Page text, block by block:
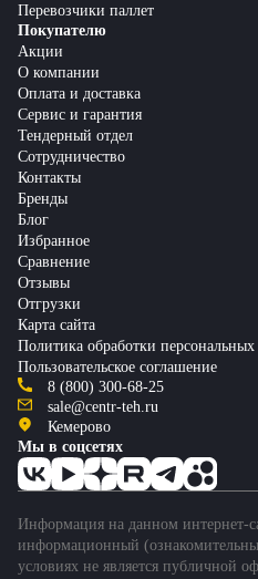
Перевозчики паллет
Покупателю
Акции
О компании
Оплата и доставка
Сервис и гарантия
Тендерный отдел
Сотрудничество
Контакты
Бренды
Блог
Избранное
Сравнение
Отзывы
Отгрузки
Карта сайта
Политика обработки
Пользовательское соглашение
8 (800) 300-68-25
sale@centr-teh.ru
Кемерово
Мы в соцсетях
Информация на данном интернет-
информационный
условиях не является публичной